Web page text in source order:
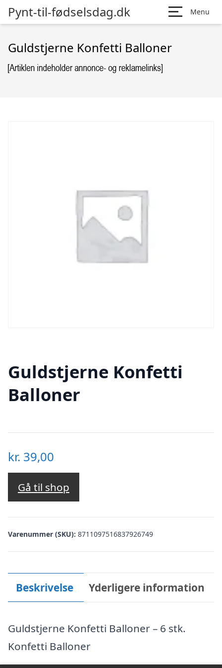
Pynt-til-fødselsdag.dk Menu
Guldstjerne Konfetti Balloner
Guldstjerne Konfetti
Balloner
kr. 39,00
Gå til shop
Varenummer (SKU): 8711097516837926749
Beskrivelse Yderligere information
Guldstjerne Konfetti Balloner – 6 stk.
Konfetti Balloner